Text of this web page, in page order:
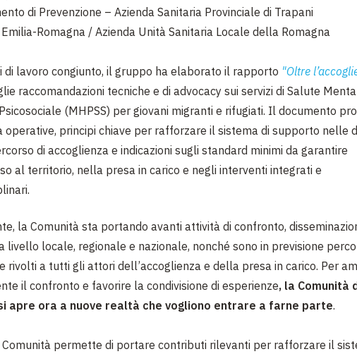
di Prevenzione – Azienda Sanitaria Provinciale di Trapani
Emilia-Romagna / Azienda Unità Sanitaria Locale della Romagna
di lavoro congiunto, il gruppo ha elaborato il rapporto "Oltre
raccomandazioni tecniche e di advocacy sui servizi di Salute
(MHPSS) per giovani migranti e rifugiati. Il documento
operative, principi chiave per rafforzare il sistema di supporto nelle
di accoglienza e indicazioni sugli standard minimi da garantire
al territorio, nella presa in carico e negli interventi integrati e
la Comunità sta portando avanti attività di confronto,
livello locale, regionale e nazionale, nonché sono in previsione
rivolti a tutti gli attori dell’accoglienza e della presa in carico. Per
il confronto e favorire la condivisione di esperienze, la Comunità
apre ora a nuove realtà che vogliono entrare a farne parte.
permette di portare contributi rilevanti per rafforzare il